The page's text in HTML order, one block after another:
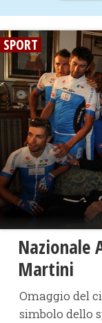
SPORT
Nazionale
Martini
Omaggio del
simbolo dello